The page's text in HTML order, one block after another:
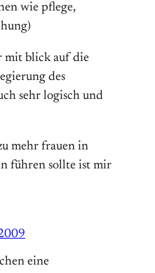
wie pflege,
mit blick auf die
des
sehr logisch und
mehr frauen in
führen sollte ist mir
eine